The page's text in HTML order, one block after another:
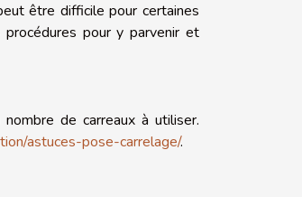
être difficile pour certaines
pour y parvenir et
de carreaux à utiliser.
astuces-pose-carrelage/.